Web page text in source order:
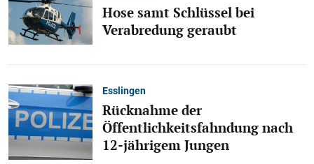
Hose samt Schlüssel bei
Verabredung geraubt
Esslingen
Rücknahme der
Öffentlichkeitsfahndung nach
12-jährigem Jungen